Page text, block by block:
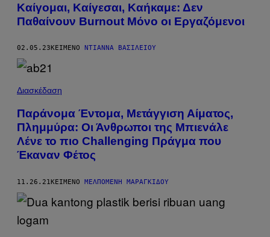
Καίγομαι, Καίγεσαι, Καήκαμε: Δεν
Παθαίνουν Burnout Μόνο οι Εργαζόμενοι
02.05.23 ΚΕΊΜΕΝΟ ΝΤΙΆΝΝΑ ΒΑΣΙΛΕΊΟΥ
Διασκέδαση
Παράνομα Έντομα, Μετάγγιση Αίματος,
Πλημμύρα: Οι Άνθρωποι της Μπιενάλε
Λένε το πιο Challenging Πράγμα που
Έκαναν Φέτος
11.26.21ΚΕΊΜΕΝΟ ΜΕΛΠΟΜΈΝΗ ΜΑΡΑΓΚΊΔΟΥ